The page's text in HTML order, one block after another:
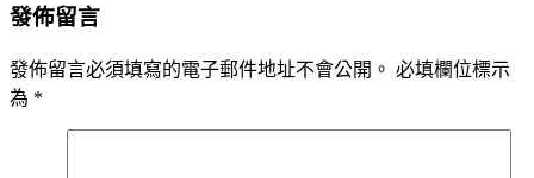
發佈留言
發佈留言必須填寫的電子郵件地址不會公開。 必填欄位標示
為 *